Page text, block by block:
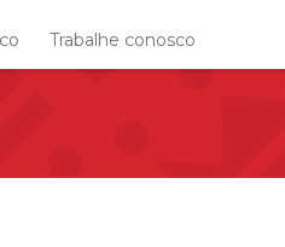
Trabalhe conosco